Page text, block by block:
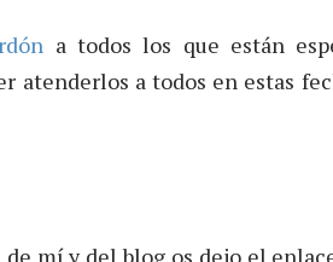
a todos los que están
atenderlos a todos en estas